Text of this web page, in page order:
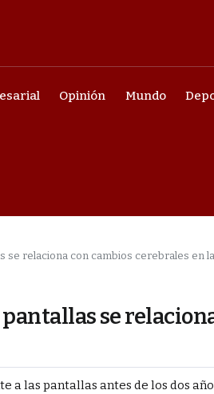
Opinión Mundo
se relaciona con cambios cerebrales en
se
a las pantallas antes de los dos